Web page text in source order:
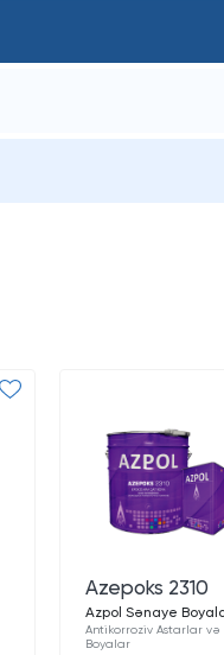
Azepoks 2310
Azpol Sənaye
Antikorroziv Astarlar və
Boyalar